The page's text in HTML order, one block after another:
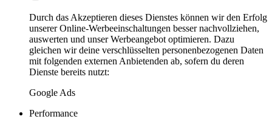
Durch das Akzeptieren dieses Dienstes können wir den Erfolg
unserer Online-Werbeeinschaltungen besser nachvollziehen,
auswerten und unser Werbeangebot optimieren. Dazu
gleichen wir deine verschlüsselten personenbezogenen Daten
mit folgenden externen Anbietenden ab, sofern du deren
Dienste bereits nutzt:
Google Ads
Performance